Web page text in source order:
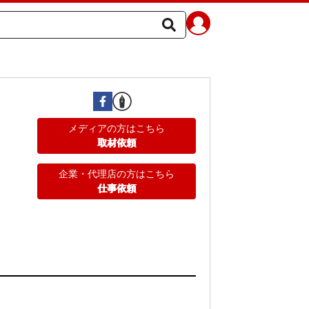
メディアの方はこちら
取材依頼
企業・代理店の方はこちら
仕事依頼